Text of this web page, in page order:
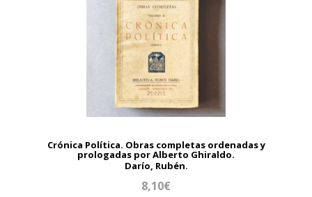
Crónica Política. Obras completas ordenadas y
prologadas por Alberto Ghiraldo.
Darío, Rubén.
8,10€